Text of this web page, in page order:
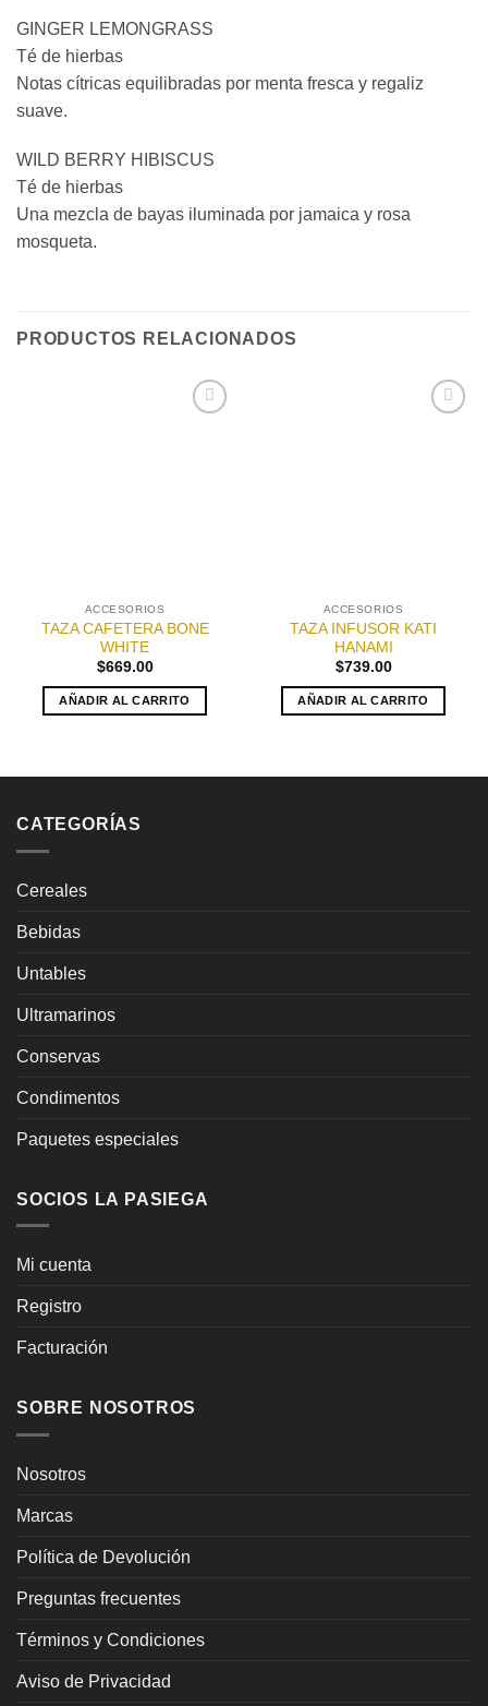
GINGER LEMONGRASS
Té de hierbas
Notas cítricas equilibradas por menta fresca y regaliz
suave.
WILD BERRY HIBISCUS
Té de hierbas
Una mezcla de bayas iluminada por jamaica y rosa
mosqueta.
PRODUCTOS RELACIONADOS
ACCESORIOS
TAZA CAFETERA BONE
WHITE
$669.00
AÑADIR AL CARRITO
ACCESORIOS
TAZA INFUSOR KATI
HANAMI
$739.00
AÑADIR AL CARRITO
CATEGORÍAS
Cereales
Bebidas
Untables
Ultramarinos
Conservas
Condimentos
Paquetes especiales
SOCIOS LA PASIEGA
Mi cuenta
Registro
Facturación
SOBRE NOSOTROS
Nosotros
Marcas
Política de Devolución
Preguntas frecuentes
Términos y Condiciones
Aviso de Privacidad